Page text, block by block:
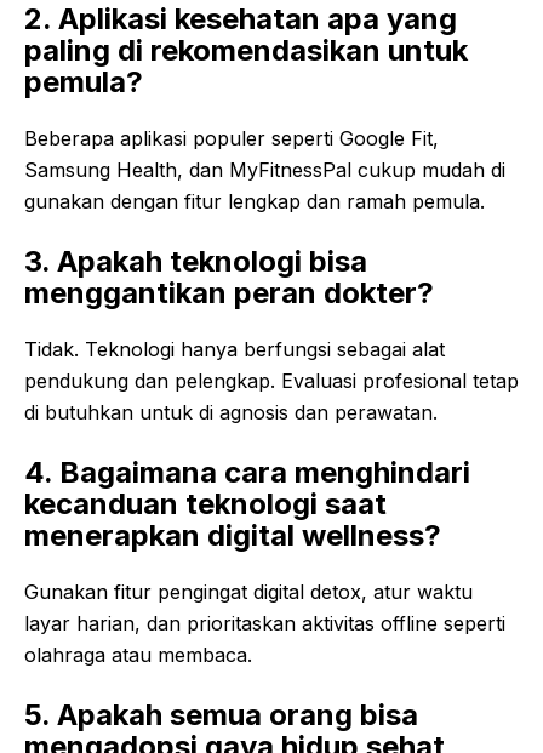
2. Aplikasi kesehatan apa yang
paling di rekomendasikan untuk
pemula?
Beberapa aplikasi populer seperti Google Fit,
Samsung Health, dan MyFitnessPal cukup mudah di
gunakan dengan fitur lengkap dan ramah pemula.
3. Apakah teknologi bisa
menggantikan peran dokter?
Tidak. Teknologi hanya berfungsi sebagai alat
pendukung dan pelengkap. Evaluasi profesional tetap
di butuhkan untuk di agnosis dan perawatan.
4. Bagaimana cara menghindari
kecanduan teknologi saat
menerapkan digital wellness?
Gunakan fitur pengingat digital detox, atur waktu
layar harian, dan prioritaskan aktivitas offline seperti
olahraga atau membaca.
5. Apakah semua orang bisa